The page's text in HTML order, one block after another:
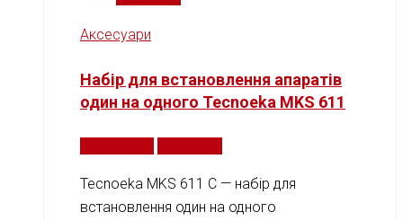
Аксесуари
Набір для встановлення апаратів
один на одного Tecnoeka MKS 611
Tecnoeka MKS 611 C — набір для
встановлення один на одного